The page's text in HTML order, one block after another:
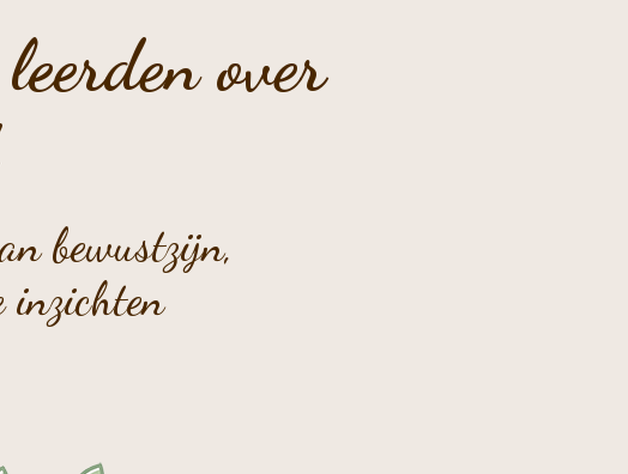
over
bewustzijn,
inzichten